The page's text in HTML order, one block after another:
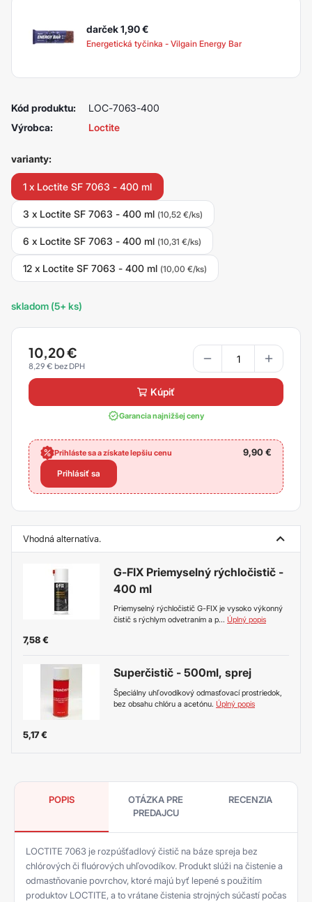
darček 1,90€
Energetická tyčinka - Vilgain Energy Bar
Kód produktu:
LOC-7063-400
Výrobca:
Loctite
varianty:
1 x Loctite SF 7063 - 400 ml
3 x Loctite SF 7063 - 400 ml (10,52 €/ks)
6 x Loctite SF 7063 - 400 ml (10,31 €/ks)
12 x Loctite SF 7063 - 400 ml (10,00 €/ks)
skladom (5+ ks)
10,20€
8,29 €
kúpiť
Garancia najnižšej ceny
Prihláste sa a získate lepšiu cenu 9,90 €
Prihlásiť sa
Vhodná alternatíva.
G-FIX Priemyselný rýchločistič -
400 ml
Priemyselný rýchločistič G-FIX je vysoko výkonný
čistič s rýchlym odvetraním a p... Úplný popis
7,58€
Superčistič - 500ml, sprej
Špeciálny uhľovodíkový odmasťovací prostriedok,
bez obsahu chlóru a acetónu. Úplný popis
5,17€
POPIS
OTÁZKA PRE
PREDAJCU
RECENZIA
LOCTITE 7063 je rozpúšťadlový čistič na báze spreja bez
chlórových či fluórových uhľovodíkov. Produkt slúži na čistenie a
odmastňovanie povrchov, ktoré majú byť lepené s použitím
produktov LOCTITE, a to vrátane čistenia strojných súčastí počas